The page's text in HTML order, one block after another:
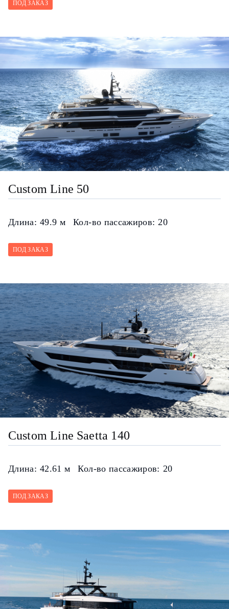
ПОД ЗАКАЗ
Custom Line 50
Длина: 49.9 м Кол-во пассажиров: 20
ПОД ЗАКАЗ
Custom Line Saetta 140
Длина: 42.61 м Кол-во пассажиров: 20
ПОД ЗАКАЗ